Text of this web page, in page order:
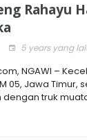
Rahayu
5 years yang
NGAWI –
05, Jawa Timur,
truk